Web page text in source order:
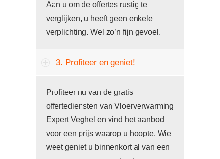
Aan u om de offertes rustig te
verglijken, u heeft geen enkele
verplichting. Wel zo’n fijn gevoel.
3. Profiteer en geniet!
Profiteer nu van de gratis
offertediensten van Vloerverwarming
Expert Veghel en vind het aanbod
voor een prijs waarop u hoopte. Wie
weet geniet u binnenkort al van een